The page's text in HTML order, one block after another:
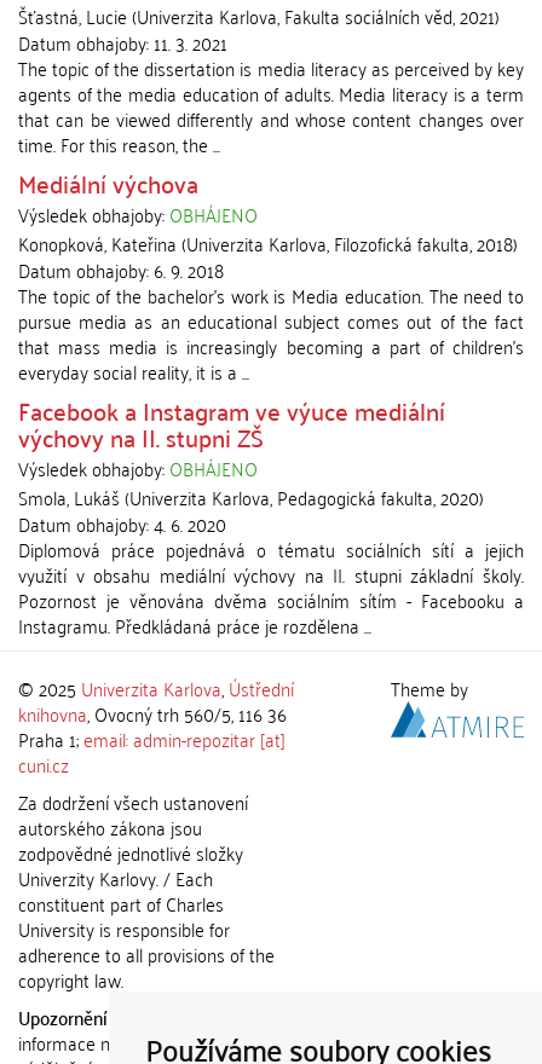
Používáme soubory cookies
Šťastná, Lucie(Univerzita Karlova, Fakulta sociálních věd,2021)
Datum obhajoby:11. 3. 2021
The topic of the dissertation is media literacy as perceived by key
agents of the media education of adults. Media literacy is a term
that can be viewed differently and whose content changes over
time. For this reason, the ...
Mediální výchova
Výsledek obhajoby:OBHÁJENO
Konopková, Kateřina(Univerzita Karlova, Filozofická fakulta,2018)
Datum obhajoby:6. 9. 2018
The topic of the bachelor's work is Media education. The need to
pursue media as an educational subject comes out of the fact
that mass media is increasingly becoming a part of children's
everyday social reality, it is a ...
Facebook a Instagram ve výuce mediální
výchovy na II. stupni ZŠ
Výsledek obhajoby:OBHÁJENO
Smola, Lukáš(Univerzita Karlova, Pedagogická fakulta,2020)
Datum obhajoby:4. 6. 2020
Diplomová práce pojednává o tématu sociálních sítí a jejich
využití v obsahu mediální výchovy na II. stupni základní školy.
Pozornost je věnována dvěma sociálním sítím - Facebooku a
Instagramu. Předkládaná práce je rozdělena ...
© 2025 Univerzita Karlova,Ústřední
knihovna, Ovocný trh 560/5, 116 36
Praha 1;email: admin-repozitar [at]
cuni.cz
Za dodržení všech ustanovení
autorského zákona jsou
zodpovědné jednotlivé složky
Univerzity Karlovy. / Each
constituent part of Charles
University is responsible for
adherence to all provisions of the
copyright law.
Upozornění / Notice:
informace nemohou být použity k
Theme by